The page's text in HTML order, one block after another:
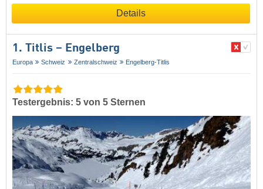
Details
1. Titlis – Engelberg
Europa Schweiz Zentralschweiz Engelberg-Titlis
Testergebnis: 5 von 5 Sternen